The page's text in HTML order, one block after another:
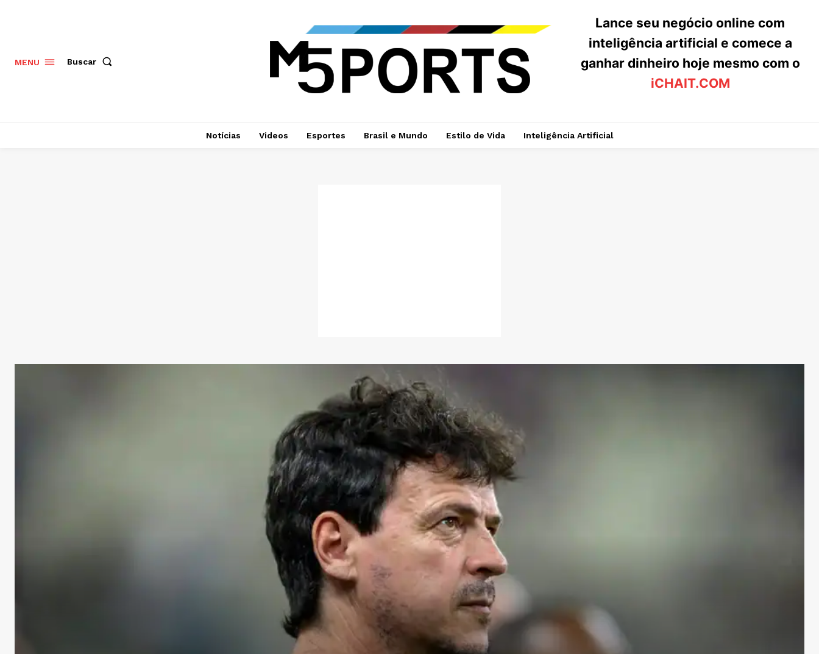
MENU Buscar
Lance seu negócio online com
inteligência artificial e comece a
ganhar dinheiro hoje mesmo com o
iCHAIT.COM
Notícias Videos Esportes Brasil e Mundo Estilo de Vida Inteligência Artificial